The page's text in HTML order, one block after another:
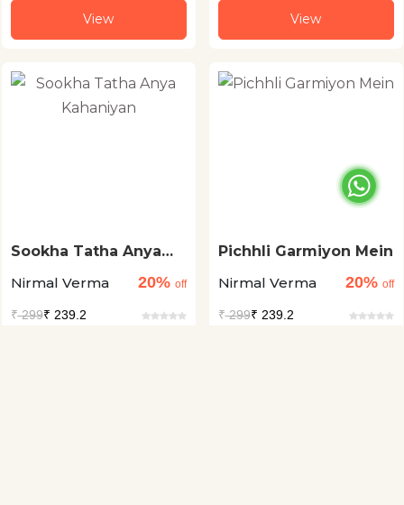
View View
Sookha Tatha Anya
Nirmal Verma
20% off
₹299₹ 239.2
Pichhli Garmiyon Mein
Nirmal Verma
20% off
₹299₹ 239.2